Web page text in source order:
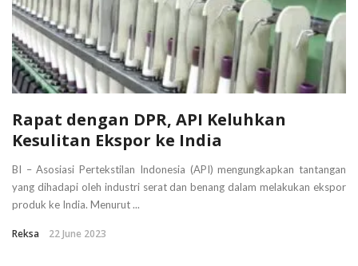
Rapat dengan DPR, API Keluhkan
Kesulitan Ekspor ke India
BI – Asosiasi Pertekstilan Indonesia (API) mengungkapkan tantangan
yang dihadapi oleh industri serat dan benang dalam melakukan ekspor
produk ke India. Menurut ...
Reksa 22 June 2023